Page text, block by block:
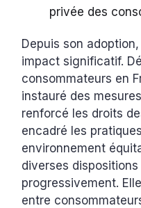
privée des
Depuis son
impact significatif.
consommateurs en
instauré des
renforcé les droits
encadré les
environnement
diverses
progressivement.
entre